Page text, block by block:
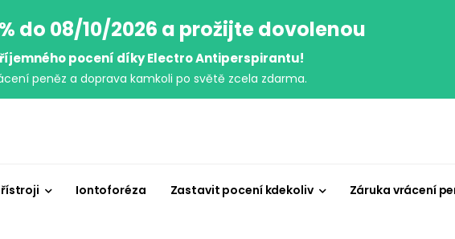
do 08/10/2026 a prožijte dovolenou
pocení díky Electro Antiperspirantu!
peněz a doprava kamkoli po světě zcela zdarma.
Iontoforéza Zastavit pocení kdekoliv Záruka vrácení